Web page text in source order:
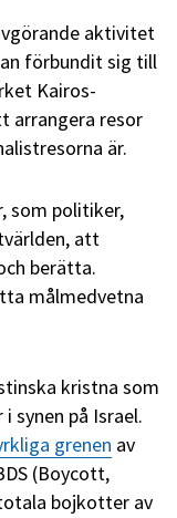
aktivitet
förbundit sig till
Kairos-
arrangera resor
är.
som politiker,
att
berätta.
målmedvetna
kristna som
synen på Israel.
grenen av
(Boycott,
bojkotter av